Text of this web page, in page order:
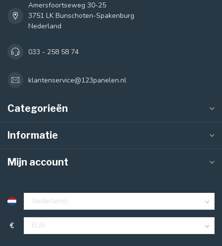
Amersfoortseweg 30-25
3751 LK Bunschoten-Spakenburg
Nederland
033 - 258 58 74
klantenservice@123panelen.nl
Categorieën
Informatie
Mijn account
€